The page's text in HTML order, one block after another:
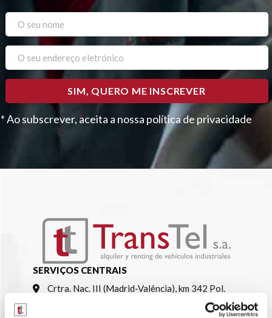
* Ao subscrever, aceita a nossa política de privacidade
SERVIÇOS CENTRAIS
Crtra. Nac. III (Madrid-Valência), km 342 Pol.
Ind. El Oliveral, Avda. Madrid 26 46190 · Riba-roja